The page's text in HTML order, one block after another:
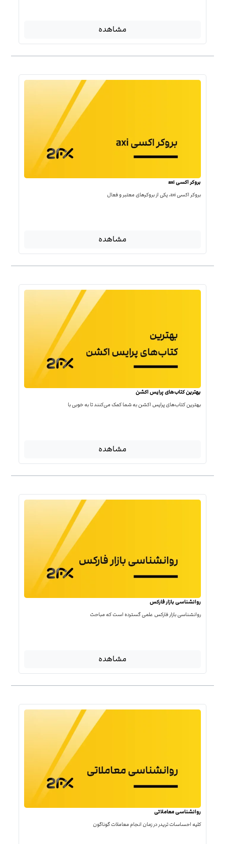
مشاهده
بروکر اکسی axi
بروکر اکسی axi، یکی از بروکرهای معتبر و فعال
مشاهده
بهترین کتاب‌‌های پرایس اکشن
بهترین کتاب‌‌های پرایس اکشن به شما کمک می‌کنند تا به خوبی با
مشاهده
روانشناسی بازار فارکس
روانشناسی بازار فارکس علمی گسترده است که مباحث
مشاهده
روانشناسی معاملاتی
کلیه احساسات تریدر در زمان انجام معاملات گوناگون